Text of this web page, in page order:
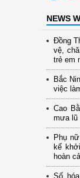
NEWS
Đồng
vệ,
trẻ em
Bắc
việc
Cao
mưa lũ
Phụ
kế
hoàn
Số